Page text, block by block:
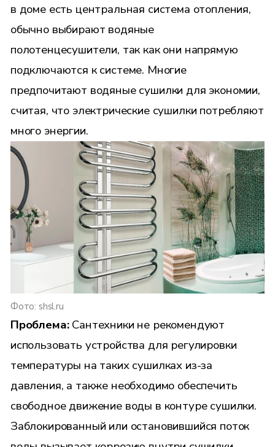
в доме есть центральная система отопления,
обычно выбирают водяные
полотенцесушители, так как они напрямую
подключаются к системе. Многие
предпочитают водяные сушилки для экономии,
считая, что электрические сушилки потребляют
много энергии.
Фото: shsl.ru
Проблема:Сантехники не рекомендуют
использовать устройства для регулировки
температуры на таких сушилках из-за
давления, а также необходимо обеспечить
свободное движение воды в контуре сушилки.
Заблокированный или остановившийся поток